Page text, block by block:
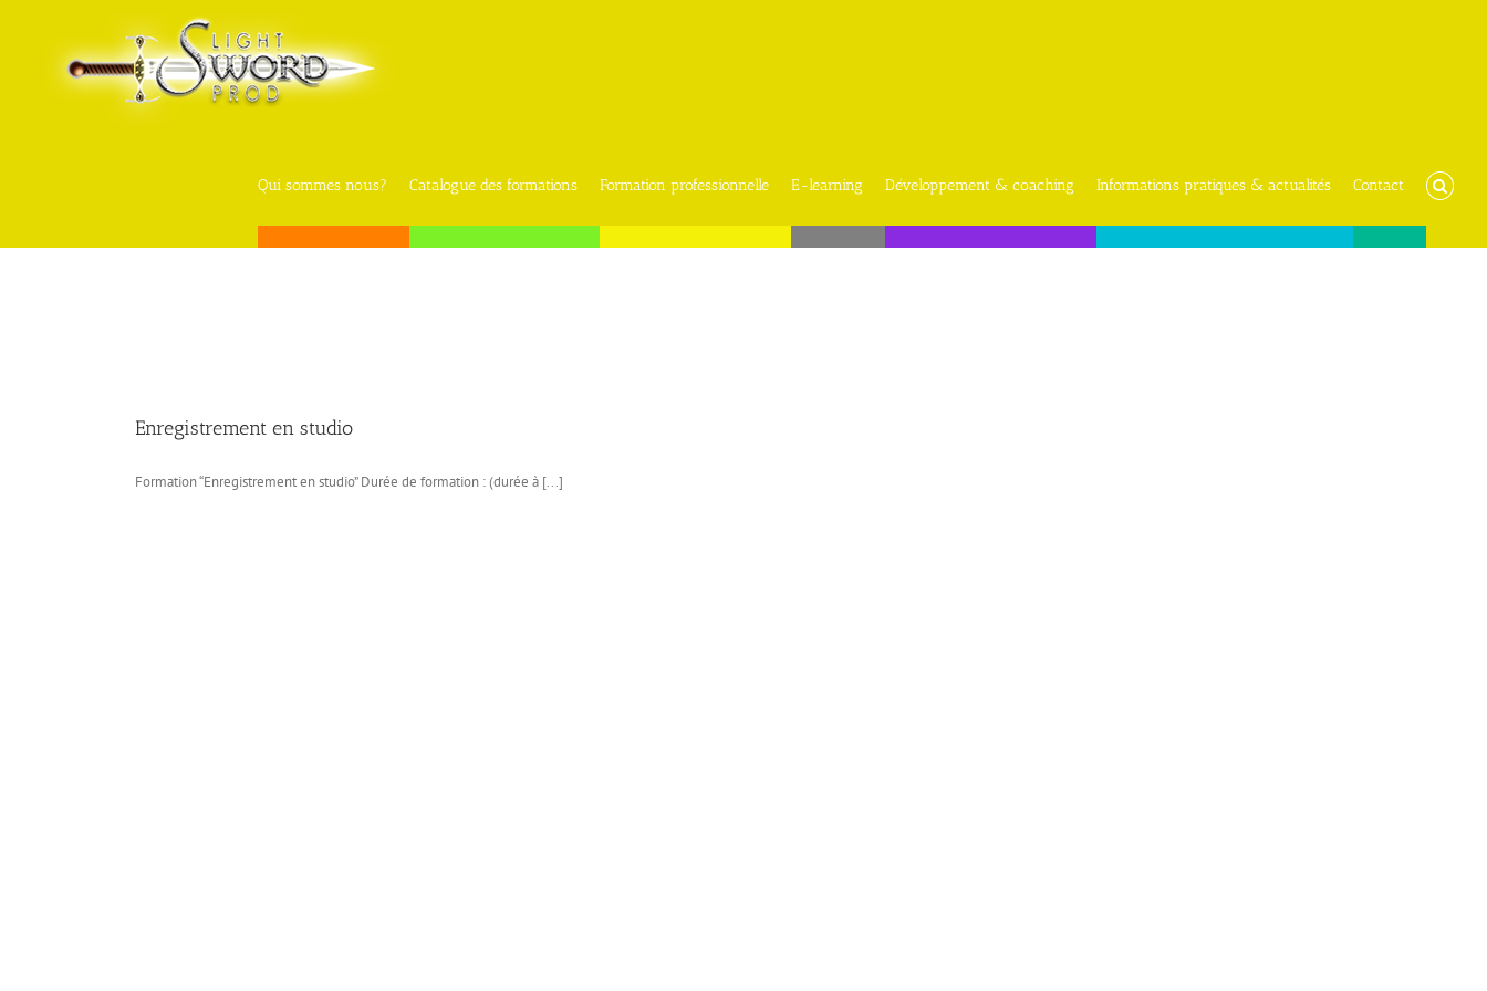
Qui sommes nous? Catalogue des formations Formation professionnelle E-learning Développement & coaching Informations pratiques & actualités Contact
Enregistrement en studio
Formation “Enregistrement en studio” Durée de formation : (durée à [...]